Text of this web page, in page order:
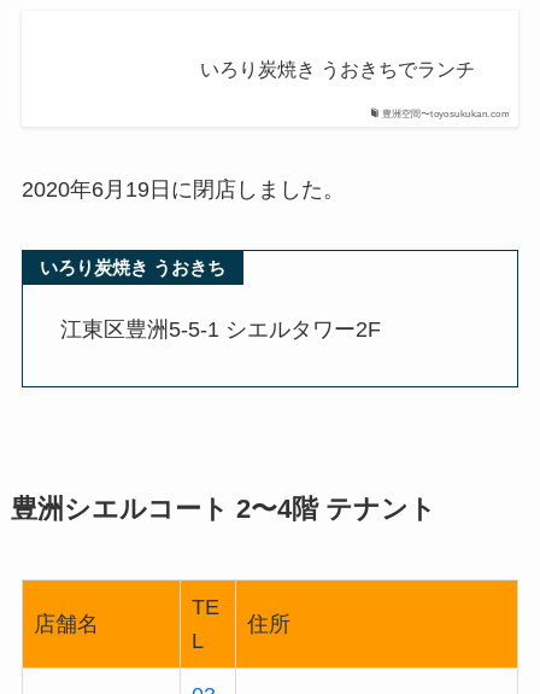
豊洲空間〜toyosukukan.com
いろり炭焼き うおきちでランチ
2020年6月19日に閉店しました。
いろり炭焼き うおきち
江東区豊洲5-5-1 シエルタワー2F
豊洲シエルコート 2〜4階 テナント
店舗名
TE
L
住所